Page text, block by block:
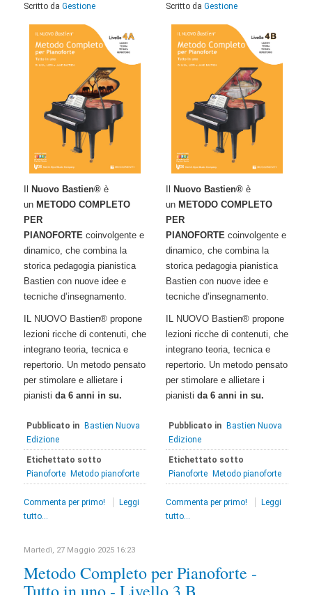
Scritto da Gestione
Il Nuovo Bastien® è
un METODO COMPLETO
PER
PIANOFORTE coinvolgente e
dinamico, che combina la
storica pedagogia pianistica
Bastien con nuove idee e
tecniche d’insegnamento.
IL NUOVO Bastien® propone
lezioni ricche di contenuti, che
integrano teoria, tecnica e
repertorio. Un metodo pensato
per stimolare e allietare i
pianisti da 6 anni in su.
Pubblicato in Bastien Nuova
Edizione
Etichettato sotto
Pianoforte Metodo pianoforte
Commenta per primo!
Leggi
tutto...
Scritto da Gestione
Il Nuovo Bastien® è
un METODO COMPLETO
PER
PIANOFORTE coinvolgente e
dinamico, che combina la
storica pedagogia pianistica
Bastien con nuove idee e
tecniche d’insegnamento.
IL NUOVO Bastien® propone
lezioni ricche di contenuti, che
integrano teoria, tecnica e
repertorio. Un metodo pensato
per stimolare e allietare i
pianisti da 6 anni in su.
Pubblicato in Bastien Nuova
Edizione
Etichettato sotto
Pianoforte Metodo pianoforte
Commenta per primo!
Leggi
tutto...
Martedì, 27 Maggio 2025 16:23
Metodo Completo per Pianoforte -